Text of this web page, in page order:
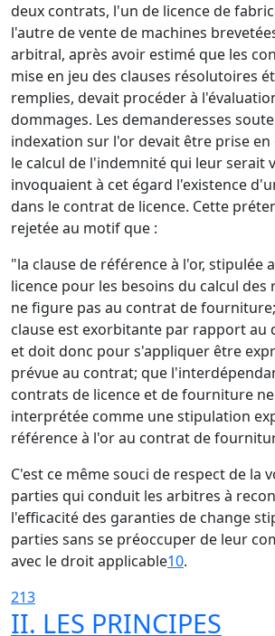
deux contrats, l'un de licence de
l'autre de vente de machines
arbitral, après avoir estimé que les
mise en jeu des clauses résolutoires
remplies, devait procéder à
dommages. Les demanderesses
indexation sur l'or devait être prise en
le calcul de l'indemnité qui leur serait
invoquaient à cet égard l'existence
dans le contrat de licence. Cette
rejetée au motif que :
"la clause de référence à l'or, stipulée
licence pour les besoins du calcul des
ne figure pas au contrat de
clause est exorbitante par rapport au
et doit donc pour s'appliquer être
prévue au contrat; que
contrats de licence et de fourniture
interprétée comme une stipulation
référence à l'or au contrat de
C'est ce même souci de respect de la
parties qui conduit les arbitres à
l'efficacité des garanties de change
parties sans se préoccuper de leur
avec le droit applicable10.
213
II. LES PRINCIPES